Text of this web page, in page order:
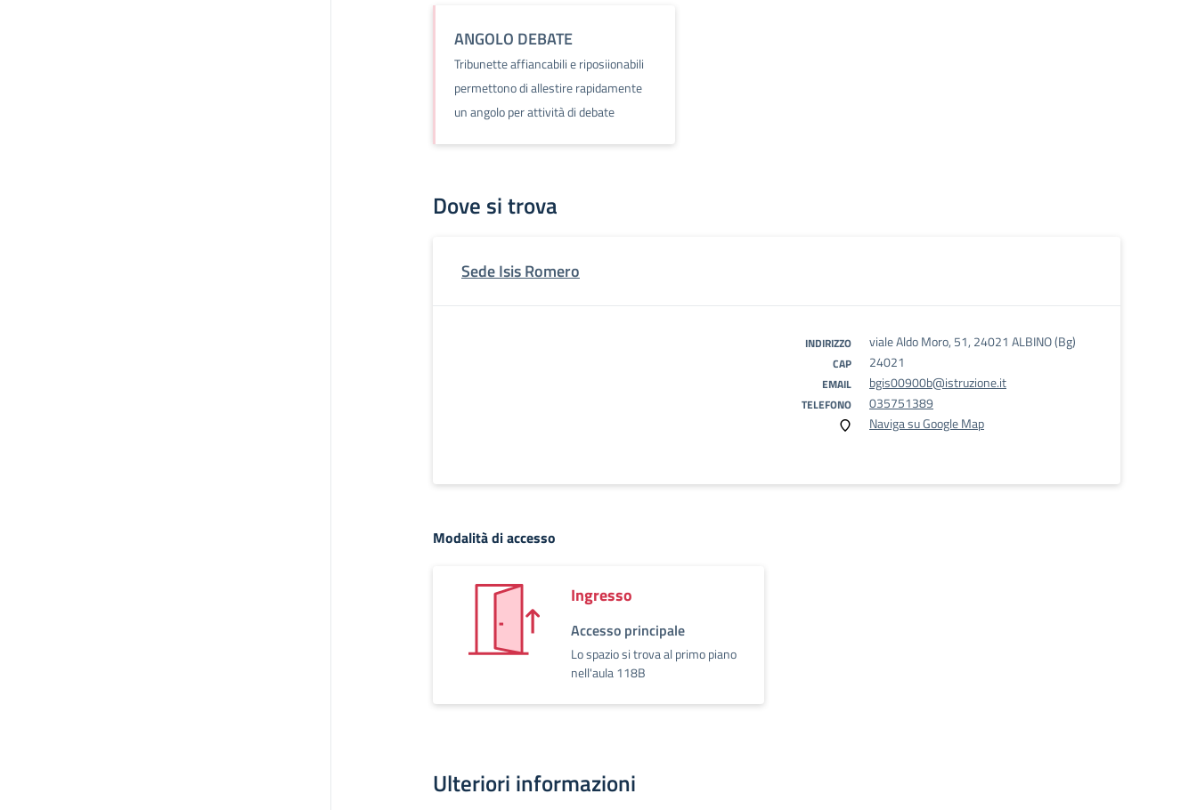
ANGOLO DEBATE
Tribunette affiancabili e riposiionabili
permettono di allestire rapidamente
un angolo per attività di debate
Dove si trova
Sede Isis Romero
INDIRIZZO viale Aldo Moro, 51, 24021 ALBINO (Bg)
CAP 24021
EMAIL bgis00900b@istruzione.it
TELEFONO
035751389
Naviga su Google Map
Modalità di accesso
Ingresso
Accesso principale
Lo spazio si trova al primo piano
nell'aula 118B
Ulteriori informazioni